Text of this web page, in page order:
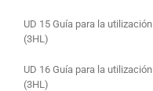
UD 15 Guía para la
(3HL)
UD 16 Guía para la
(3HL)